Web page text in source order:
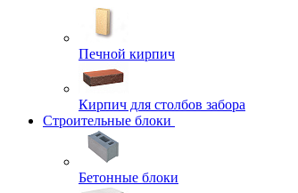
Печной кирпич
Кирпич для столбов забора
Строительные блоки
Бетонные блоки